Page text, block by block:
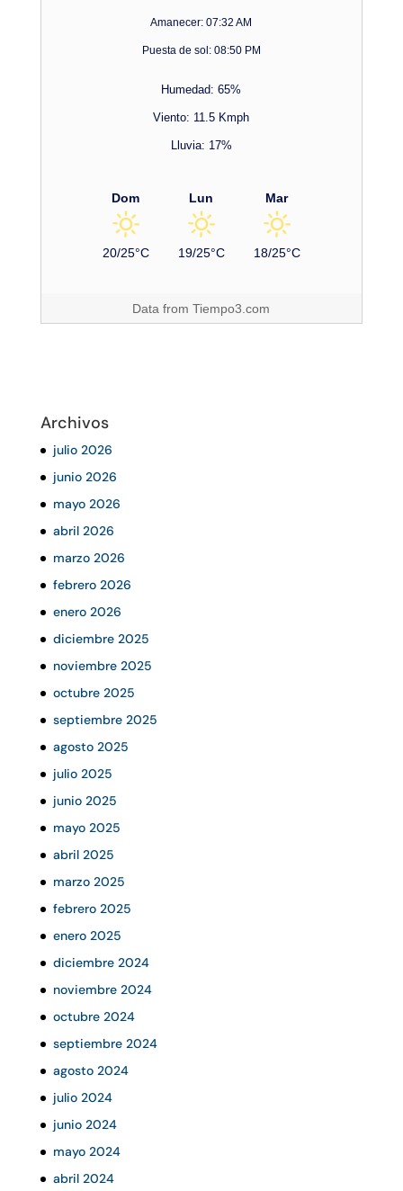
Amanecer: 07:32 AM
Puesta de sol: 08:50 PM
Humedad: 65%
Viento: 11.5 Kmph
Lluvia: 17%
Dom
20/25°C
Lun
19/25°C
Mar
18/25°C
Data fromTiempo3.com
Archivos
julio 2026
junio 2026
mayo 2026
abril 2026
marzo 2026
febrero 2026
enero 2026
diciembre 2025
noviembre 2025
octubre 2025
septiembre 2025
agosto 2025
julio 2025
junio 2025
mayo 2025
abril 2025
marzo 2025
febrero 2025
enero 2025
diciembre 2024
noviembre 2024
octubre 2024
septiembre 2024
agosto 2024
julio 2024
junio 2024
mayo 2024
abril 2024